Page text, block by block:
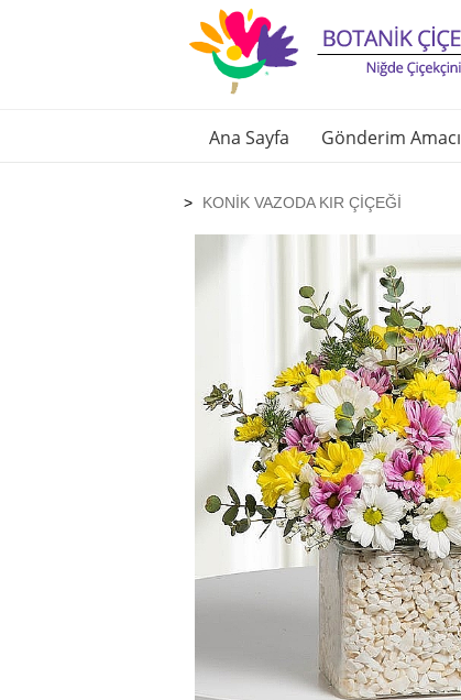
Ana Sayfa Gönderim Amacı
KONİK VAZODA KIR ÇİÇEĞİ